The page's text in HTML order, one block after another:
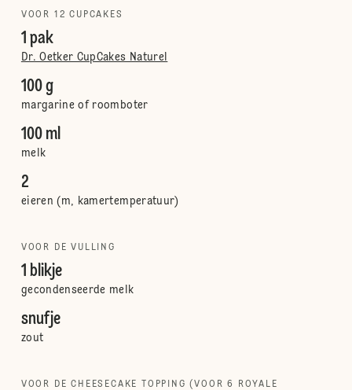
VOOR 12 CUPCAKES
1 pak
Dr. Oetker CupCakes Naturel
100 g
margarine of roomboter
100 ml
melk
2
eieren (m, kamertemperatuur)
VOOR DE VULLING
1 blikje
gecondenseerde melk
snufje
zout
VOOR DE CHEESECAKE TOPPING (VOOR 6 ROYALE